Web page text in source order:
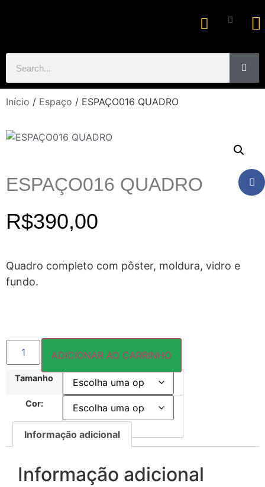
Início / Espaço / ESPAÇO016 QUADRO
ESPAÇO016 QUADRO
R$390,00
Quadro completo com pôster, moldura, vidro e
fundo.
Tamanho
Cor:
ADICIONAR AO CARRINHO
Informação adicional
Informação adicional